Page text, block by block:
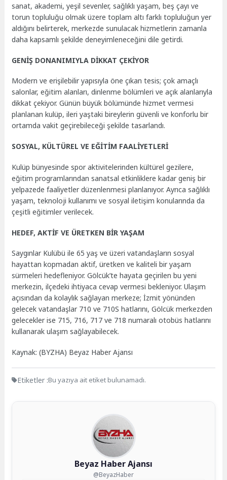
sanat, akademi, yeşil sevenler, sağlıklı yaşam, beş çayı ve
torun topluluğu olmak üzere toplam altı farklı topluluğun yer
aldığını belirterek, merkezde sunulacak hizmetlerin zamanla
daha kapsamlı şekilde deneyimleneceğini dile getirdi.
GENİŞ DONANIMIYLA DİKKAT ÇEKİYOR
Modern ve erişilebilir yapısıyla öne çıkan tesis; çok amaçlı
salonlar, eğitim alanları, dinlenme bölümleri ve açık alanlarıyla
dikkat çekiyor. Günün büyük bölümünde hizmet vermesi
planlanan kulüp, ileri yaştaki bireylerin güvenli ve konforlu bir
ortamda vakit geçirebileceği şekilde tasarlandı.
SOSYAL, KÜLTÜREL VE EĞİTİM FAALİYETLERİ
Kulüp bünyesinde spor aktivitelerinden kültürel gezilere,
eğitim programlarından sanatsal etkinliklere kadar geniş bir
yelpazede faaliyetler düzenlenmesi planlanıyor. Ayrıca sağlıklı
yaşam, teknoloji kullanımı ve sosyal iletişim konularında da
çeşitli eğitimler verilecek.
HEDEF, AKTİF VE ÜRETKEN BİR YAŞAM
Saygınlar Kulübü ile 65 yaş ve üzeri vatandaşların sosyal
hayattan kopmadan aktif, üretken ve kaliteli bir yaşam
sürmeleri hedefleniyor. Gölcük’te hayata geçirilen bu yeni
merkezin, ilçedeki ihtiyaca cevap vermesi bekleniyor. Ulaşım
açısından da kolaylık sağlayan merkeze; İzmit yönünden
gelecek vatandaşlar 710 ve 710S hatlarını, Gölcük merkezden
gelecekler ise 715, 716, 717 ve 718 numaralı otobüs hatlarını
kullanarak ulaşım sağlayabilecek.
Kaynak: (BYZHA) Beyaz Haber Ajansı
Etiketler :Bu yazıya ait etiket bulunamadı.
Beyaz Haber Ajansı
@BeyazHaber